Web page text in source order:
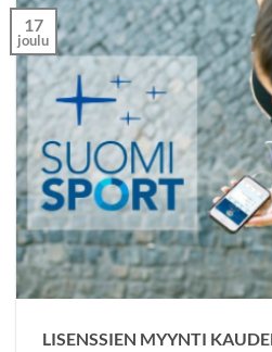
17
joulu
LISENSSIEN MYYNTI